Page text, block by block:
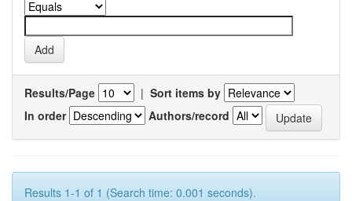
Results/Page | Sort items by
In order
Authors/record
Results 1-1 of 1 (Search time: 0.001 seconds).